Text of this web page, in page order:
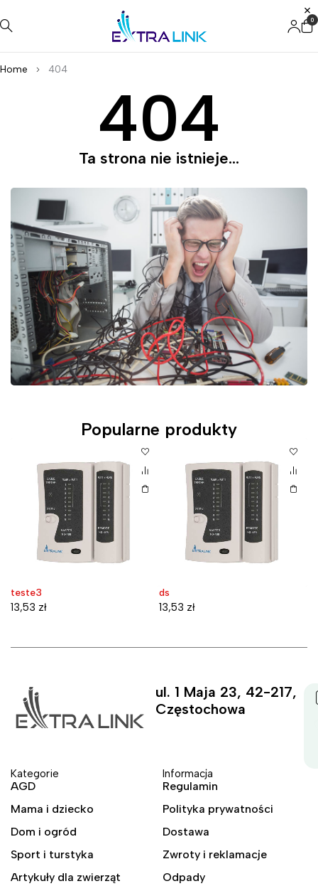
0
Home 404
404
Ta strona nie istnieje...
Popularne produkty
teste3
13,53 zł
ds
13,53 zł
ul. 1 Maja 23, 42-217,
Częstochowa
Kategorie
AGD
Mama i dziecko
Dom i ogród
Sport i turstyka
Artykuły dla zwierząt
Informacja
Regulamin
Polityka prywatności
Dostawa
Zwroty i reklamacje
Odpady